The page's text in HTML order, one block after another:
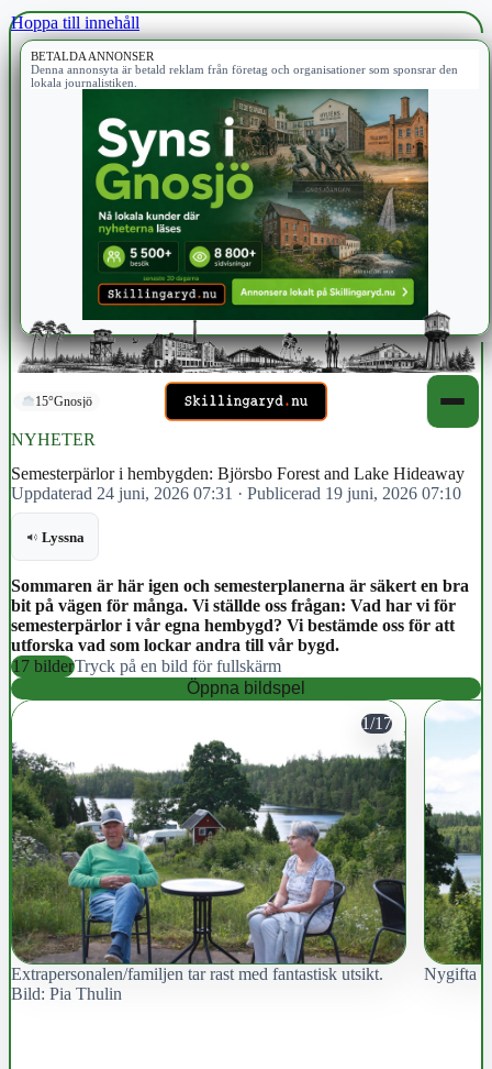
Hoppa till innehåll
BETALDA ANNONSER
Denna annonsyta är betald reklam från företag och organisationer som sponsrar den
lokala journalistiken.
15°Gnosjö
NYHETER
Semesterpärlor i hembygden: Björsbo Forest and Lake Hideaway
Uppdaterad 24 juni, 2026 07:31 · Publicerad 19 juni, 2026 07:10
Lyssna
Sommaren är här igen och semesterplanerna är säkert en bra
bit på vägen för många. Vi ställde oss frågan: Vad har vi för
semesterpärlor i vår egna hembygd? Vi bestämde oss för att
utforska vad som lockar andra till vår bygd.
17 bilderTryck på en bild för fullskärm
Öppna bildspel
1/17
Extrapersonalen/familjen tar rast med fantastisk utsikt.
Bild: Pia Thulin
Nygifta